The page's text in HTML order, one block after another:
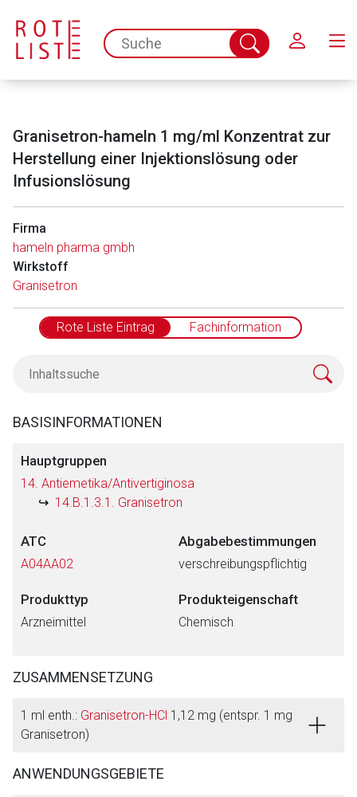
spc.search.input.placeholder
Suche
abschicken
Granisetron-hameln 1 mg/ml Konzentrat zur
Herstellung einer Injektionslösung oder
Infusionslösung
Firma
hameln pharma gmbh
Wirkstoff
Granisetron
Rote Liste Eintrag Fachinformation
BASISINFORMATIONEN
Hauptgruppen
14. Antiemetika/Antivertiginosa
14.B.1.3.1. Granisetron
ATC
A04AA02
Abgabebestimmungen
verschreibungspflichtig
Produkttyp
Arzneimittel
Produkteigenschaft
Chemisch
ZUSAMMENSETZUNG
1 ml enth.: Granisetron-HCl 1,12 mg (entspr. 1 mg
Granisetron)
ANWENDUNGSGEBIETE